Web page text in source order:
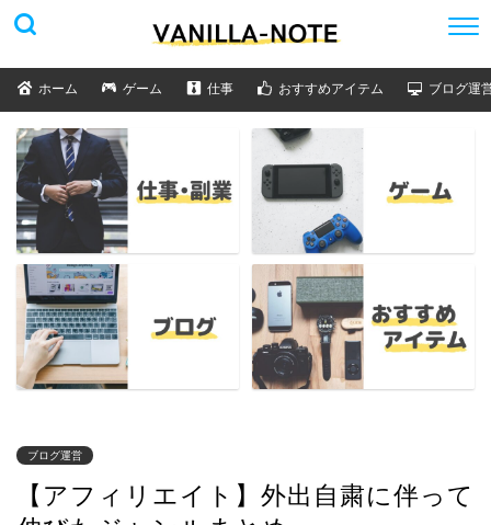
ホーム ゲーム 仕事 おすすめアイテム ブログ運
ブログ運営
【アフィリエイト】外出自粛に伴って